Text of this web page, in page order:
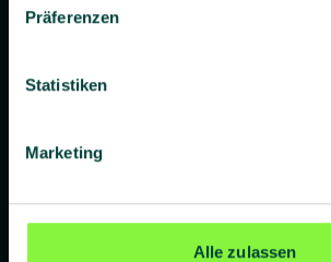
Präferenzen
Statistiken
Marketing
Alle zulassen
Blog